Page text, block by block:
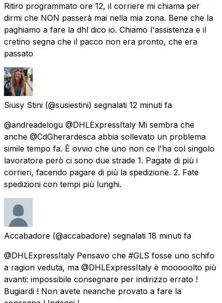
Ritiro programmato ore 12, il corriere mi chiama per
dirmi che NON passerà mai nella mia zona. Bene che la
paghiamo a fare la dhl dico io. Chiamo l'assistenza e il
cretino segna che il pacco non era pronto, che era
passato
Siusy Stini (@susiestini) segnalati 12 minuti fa
@andreadelogu @DHLExpressItaly Mi sembra che
anche @CdGherardesca abbia sollevato un problema
simile tempo fa. È ovvio che uno non ce l'ha col singolo
lavoratore però ci sono due strade 1. Pagate di più i
corrieri, facendo pagare di più la spedizione. 2. Fate
spedizioni con tempi più lunghi.
Accabadore (@accabadore) segnalati 18 minuti fa
@DHLExpressItaly Pensavo che #GLS fosse uno schifo
a ragion veduta, ma @DHLExpressItaly è mooooolto più
avanti: impossibile consegnare per indirizzo errato !
Bugiardi ! Non avete neanche provato a fare la